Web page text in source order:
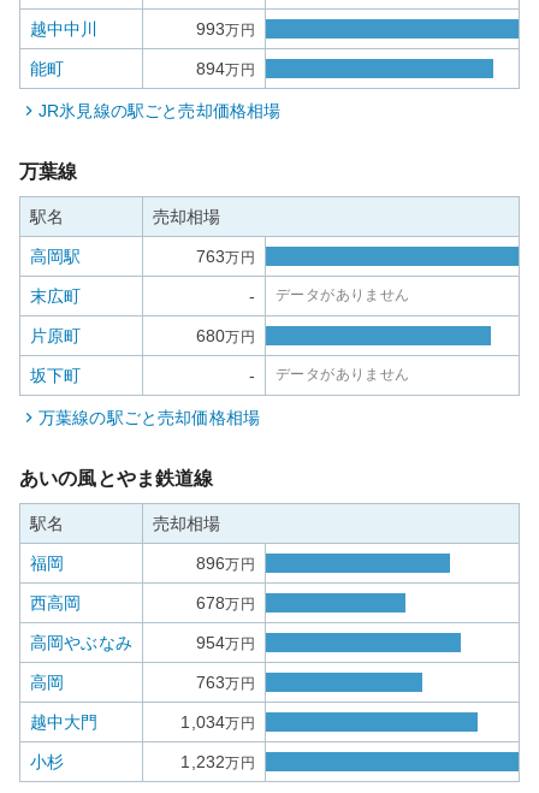
越中中川 993万円
能町 894万円
JR氷見線の駅ごと売却価格相場
万葉線
駅名 売却相場
高岡駅 763万円
末広町 - データがありません
片原町 680万円
坂下町 - データがありません
万葉線の駅ごと売却価格相場
あいの風とやま鉄道線
駅名 売却相場
福岡 896万円
西高岡 678万円
高岡やぶなみ 954万円
高岡 763万円
越中大門 1,034万円
小杉 1,232万円